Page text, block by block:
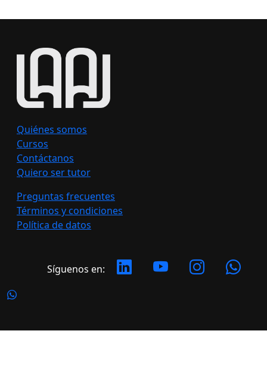
Quiénes somos
Cursos
Contáctanos
Quiero ser tutor
Preguntas frecuentes
Términos y condiciones
Política de datos
Síguenos en: